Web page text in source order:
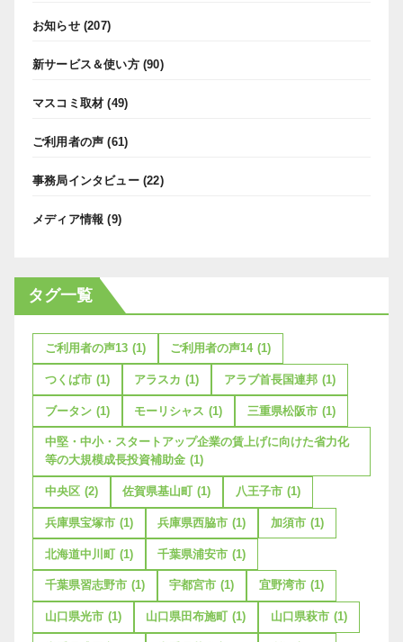
お知らせ(207)
新サービス＆使い方(90)
マスコミ取材 (49)
ご利用者の声 (61)
事務局インタビュー(22)
メディア情報 (9)
タグ一覧
ご利用者の声13 (1) ご利用者の声14 (1)
つくば市 (1) アラスカ (1) アラブ首長国連邦 (1)
ブータン (1) モーリシャス (1) 三重県松阪市 (1)
中堅・中小・スタートアップ企業の賃上げに向けた省力化
等の大規模成長投資補助金 (1)
中央区 (2) 佐賀県基山町 (1) 八王子市 (1)
兵庫県宝塚市 (1) 兵庫県西脇市 (1) 加須市 (1)
北海道中川町 (1) 千葉県浦安市 (1)
千葉県習志野市 (1) 宇都宮市 (1) 宜野湾市 (1)
山口県光市 (1) 山口県田布施町 (1) 山口県萩市 (1)